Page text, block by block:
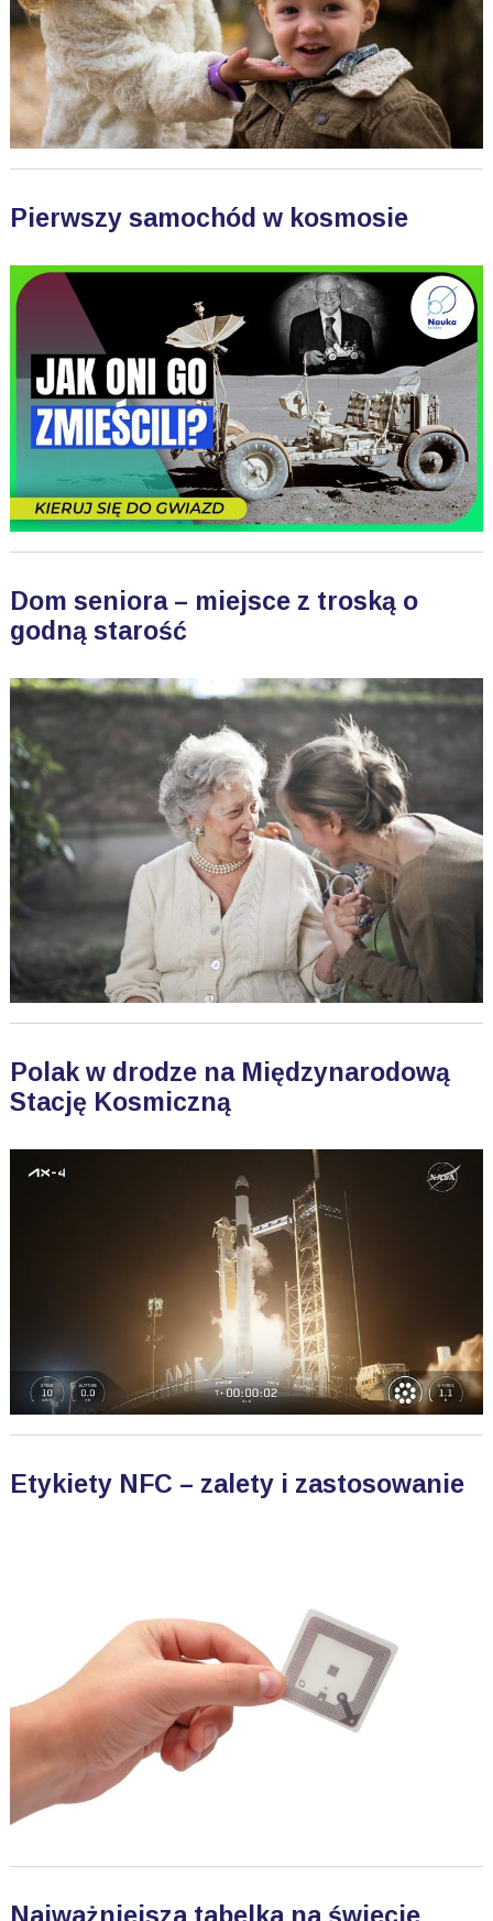
Pierwszy samochód w kosmosie
Dom seniora – miejsce z troską o
godną starość
Polak w drodze na Międzynarodową
Stację Kosmiczną
Etykiety NFC – zalety i zastosowanie